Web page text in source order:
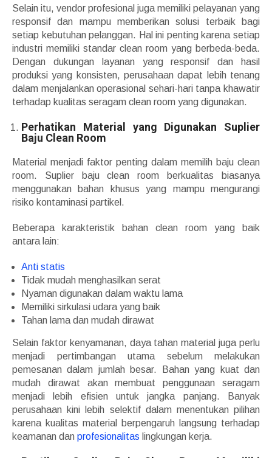
Selain itu, vendor profesional juga memiliki pelayanan yang
responsif dan mampu memberikan solusi terbaik bagi
setiap kebutuhan pelanggan. Hal ini penting karena setiap
industri memiliki standar clean room yang berbeda-beda.
Dengan dukungan layanan yang responsif dan hasil
produksi yang konsisten, perusahaan dapat lebih tenang
dalam menjalankan operasional sehari-hari tanpa khawatir
terhadap kualitas seragam clean room yang digunakan.
Perhatikan Material yang Digunakan Suplier
Baju Clean Room
Material menjadi faktor penting dalam memilih baju clean
room. Suplier baju clean room berkualitas biasanya
menggunakan bahan khusus yang mampu mengurangi
risiko kontaminasi partikel.
Beberapa karakteristik bahan clean room yang baik
antara lain:
Anti statis
Tidak mudah menghasilkan serat
Nyaman digunakan dalam waktu lama
Memiliki sirkulasi udara yang baik
Tahan lama dan mudah dirawat
Selain faktor kenyamanan, daya tahan material juga perlu
menjadi pertimbangan utama sebelum melakukan
pemesanan dalam jumlah besar. Bahan yang kuat dan
mudah dirawat akan membuat penggunaan seragam
menjadi lebih efisien untuk jangka panjang. Banyak
perusahaan kini lebih selektif dalam menentukan pilihan
karena kualitas material berpengaruh langsung terhadap
keamanan dan profesionalitas lingkungan kerja.